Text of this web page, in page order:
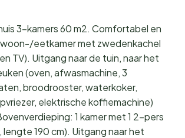
3-kamers 60 m2. Comfortabel en
eetkamer met zwedenkachel
TV). Uitgang naar de tuin, naar het
(oven, afwasmachine, 3
broodrooster, waterkoker,
elektrische koffiemachine)
1 kamer met 1 2-pers
lengte 190 cm). Uitgang naar het